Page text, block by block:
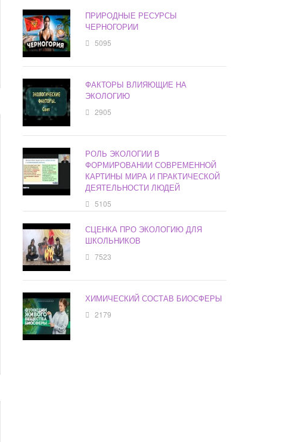
ПРИРОДНЫЕ РЕСУРСЫ
ЧЕРНОГОРИИ
5095
ФАКТОРЫ ВЛИЯЮЩИЕ НА
ЭКОЛОГИЮ
2905
РОЛЬ ЭКОЛОГИИ В
ФОРМИРОВАНИИ СОВРЕМЕННОЙ
КАРТИНЫ МИРА И ПРАКТИЧЕСКОЙ
ДЕЯТЕЛЬНОСТИ ЛЮДЕЙ
5105
СЦЕНКА ПРО ЭКОЛОГИЮ ДЛЯ
ШКОЛЬНИКОВ
7523
ХИМИЧЕСКИЙ СОСТАВ БИОСФЕРЫ
2179